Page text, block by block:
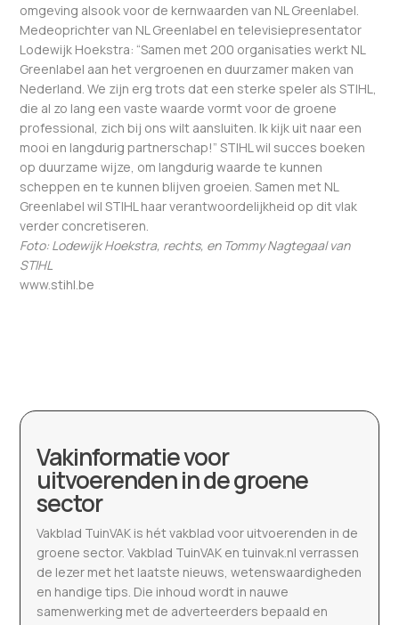
omgeving alsook voor de kernwaarden van NL Greenlabel.
Medeoprichter van NL Greenlabel en televisiepresentator
Lodewijk Hoekstra: “Samen met 200 organisaties werkt NL
Greenlabel aan het vergroenen en duurzamer maken van
Nederland. We zijn erg trots dat een sterke speler als STIHL,
die al zo lang een vaste waarde vormt voor de groene
professional, zich bij ons wilt aansluiten. Ik kijk uit naar een
mooi en langdurig partnerschap!” STIHL wil succes boeken
op duurzame wijze, om langdurig waarde te kunnen
scheppen en te kunnen blijven groeien. Samen met NL
Greenlabel wil STIHL haar verantwoordelijkheid op dit vlak
verder concretiseren.
Foto: Lodewijk Hoekstra, rechts, en Tommy Nagtegaal van
STIHL
www.stihl.be
Vakinformatie voor
uitvoerenden in de groene
sector
Vakblad TuinVAK is hét vakblad voor uitvoerenden in de
groene sector. Vakblad TuinVAK en tuinvak.nl verrassen
de lezer met het laatste nieuws, wetenswaardigheden
en handige tips. Die inhoud wordt in nauwe
samenwerking met de adverteerders bepaald en